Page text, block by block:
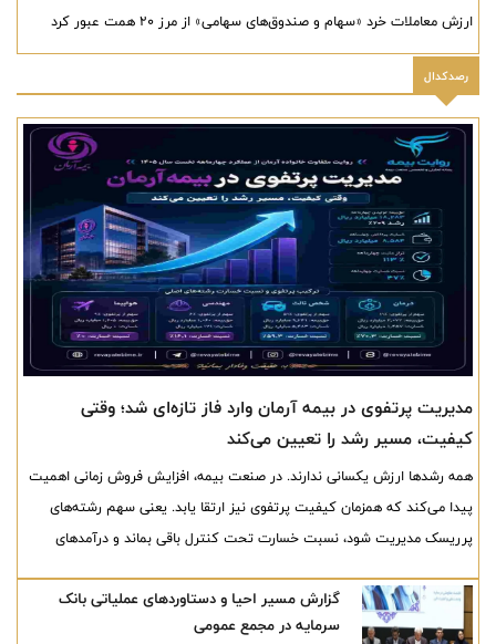
ارزش معاملات خرد «سهام و صندوق‌های سهامی» از مرز ۲۰ همت عبور کرد
رصدکدال
مدیریت پرتفوی در بیمه آرمان وارد فاز تازه‌ای شد؛ وقتی
کیفیت، مسیر رشد را تعیین می‌کند
همه رشدها ارزش یکسانی ندارند. در صنعت بیمه، افزایش فروش زمانی اهمیت
پیدا می‌کند که همزمان کیفیت پرتفوی نیز ارتقا یابد. یعنی سهم رشته‌های
پرریسک مدیریت شود، نسبت خسارت تحت کنترل باقی بماند و درآمدهای
سال ۱۴۰۵ بیمه آرمان نشان می‌دهد این شرکت، بیش از آنکه بر افزایش حجم
فروش تمرکز کرده باشد، در مسیر بازآرایی پرتفوی و بهبود کیفیت عملیات
گزارش مسیر احیا و دستاوردهای عملیاتی بانک
سرمایه در مجمع عمومی